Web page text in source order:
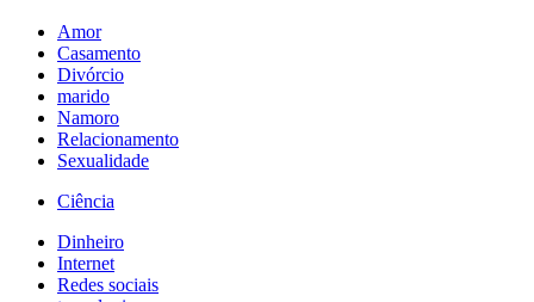
Amor
Casamento
Divórcio
marido
Namoro
Relacionamento
Sexualidade
Ciência
Dinheiro
Internet
Redes sociais